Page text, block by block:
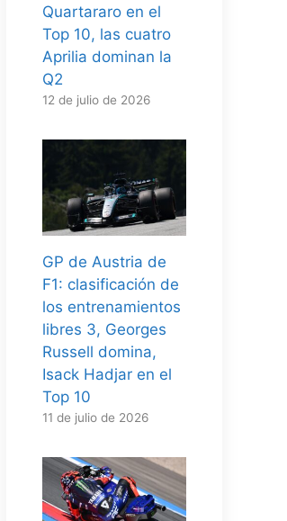
Quartararo en el
Top 10, las cuatro
Aprilia dominan la
Q2
12 de julio de 2026
GP de Austria de
F1: clasificación de
los entrenamientos
libres 3, Georges
Russell domina,
Isack Hadjar en el
Top 10
11 de julio de 2026